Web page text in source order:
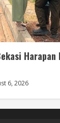
Harapan
6, 2026